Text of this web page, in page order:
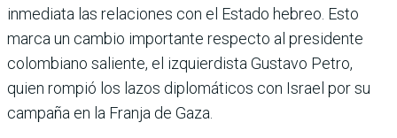
inmediata las relaciones con el Estado hebreo. Esto
marca un cambio importante respecto al presidente
colombiano saliente, el izquierdista Gustavo Petro,
quien rompió los lazos diplomáticos con Israel por su
campaña en la Franja de Gaza.